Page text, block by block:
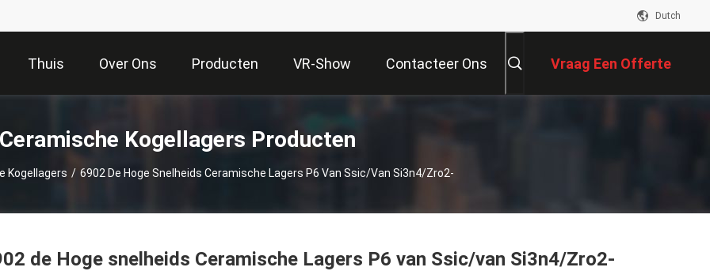
Dutch
Thuis Over Ons Producten VR-Show Contacteer Ons Vraag Een Offerte
Ceramische Kogellagers Producten
Kogellagers / 6902 De Hoge Snelheids Ceramische Lagers P6 Van Ssic/van Si3n4/Zro2-
de Hoge snelheids Ceramische Lagers P6 van Ssic/van Si3n4/Zro2-